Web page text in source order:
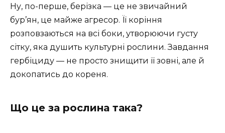
Ну, по-перше, берізка — це не звичайний
бур’ян, це майже агресор. Її коріння
розповзаються на всі боки, утворюючи густу
сітку, яка душить культурні рослини. Завдання
гербіциду — не просто знищити її зовні, але й
докопатись до кореня.
Що це за рослина така?